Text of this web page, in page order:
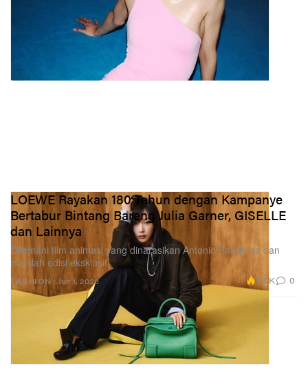
FASHION
LOEWE Rayakan 180 Tahun dengan Kampanye
Bertabur Bintang Bareng Julia Garner, GISELLE
dan Lainnya
Ditemani film animasi yang dinarasikan Antonio Banderas dan
majalah edisi eksklusif.
Jun 1, 2026 5.0K 0